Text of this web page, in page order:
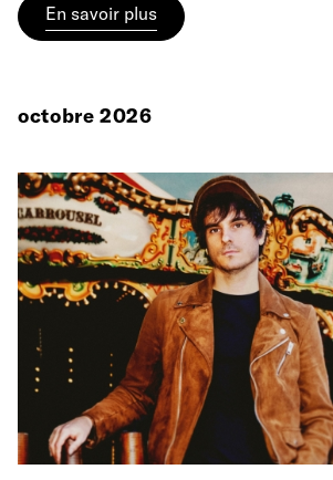
En savoir plus
octobre 2026